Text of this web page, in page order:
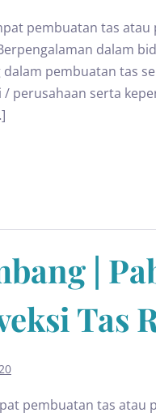
pembuatan tas
dalam
pembuatan tas
perusahaan serta
|
Tas
pembuatan tas atau